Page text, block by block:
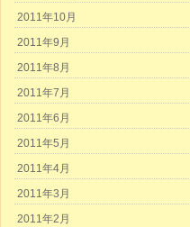
2011年10月
2011年9月
2011年8月
2011年7月
2011年6月
2011年5月
2011年4月
2011年3月
2011年2月